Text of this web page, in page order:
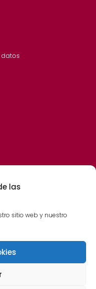
las
sitio web y nuestro
Todos los